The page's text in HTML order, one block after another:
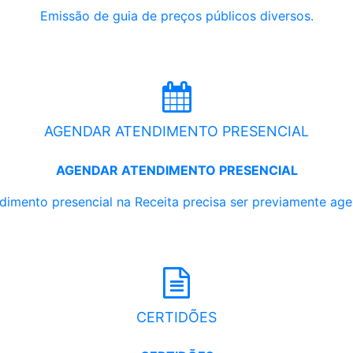
Emissão de guia de preços públicos diversos.
AGENDAR ATENDIMENTO PRESENCIAL
AGENDAR ATENDIMENTO PRESENCIAL
presencial na Receita precisa ser previamente
CERTIDÕES